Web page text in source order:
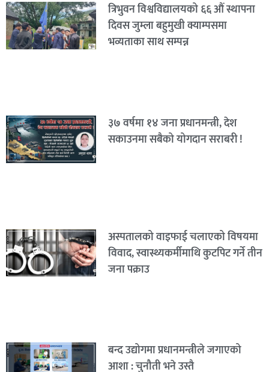
त्रिभुवन विश्वविद्यालयको ६६ औं स्थापना
दिवस जुम्ला बहुमुखी क्याम्पसमा
भव्यताका साथ सम्पन्न
३७ वर्षमा १४ जना प्रधानमन्त्री, देश
सकाउनमा सबैको योगदान सराबरी !
अस्पतालको वाइफाई चलाएको विषयमा
विवाद, स्वास्थ्यकर्मीमाथि कुटपिट गर्ने तीन
जना पक्राउ
बन्द उद्योगमा प्रधानमन्त्रीले जगाएको
आशा : चुनौती भने उस्तै